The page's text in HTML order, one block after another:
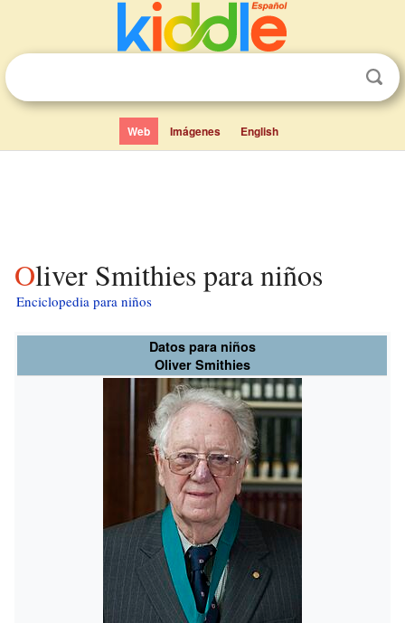
Web Imágenes English
Oliver Smithies para niños
Enciclopedia para niños
Datos para niños
Oliver Smithies